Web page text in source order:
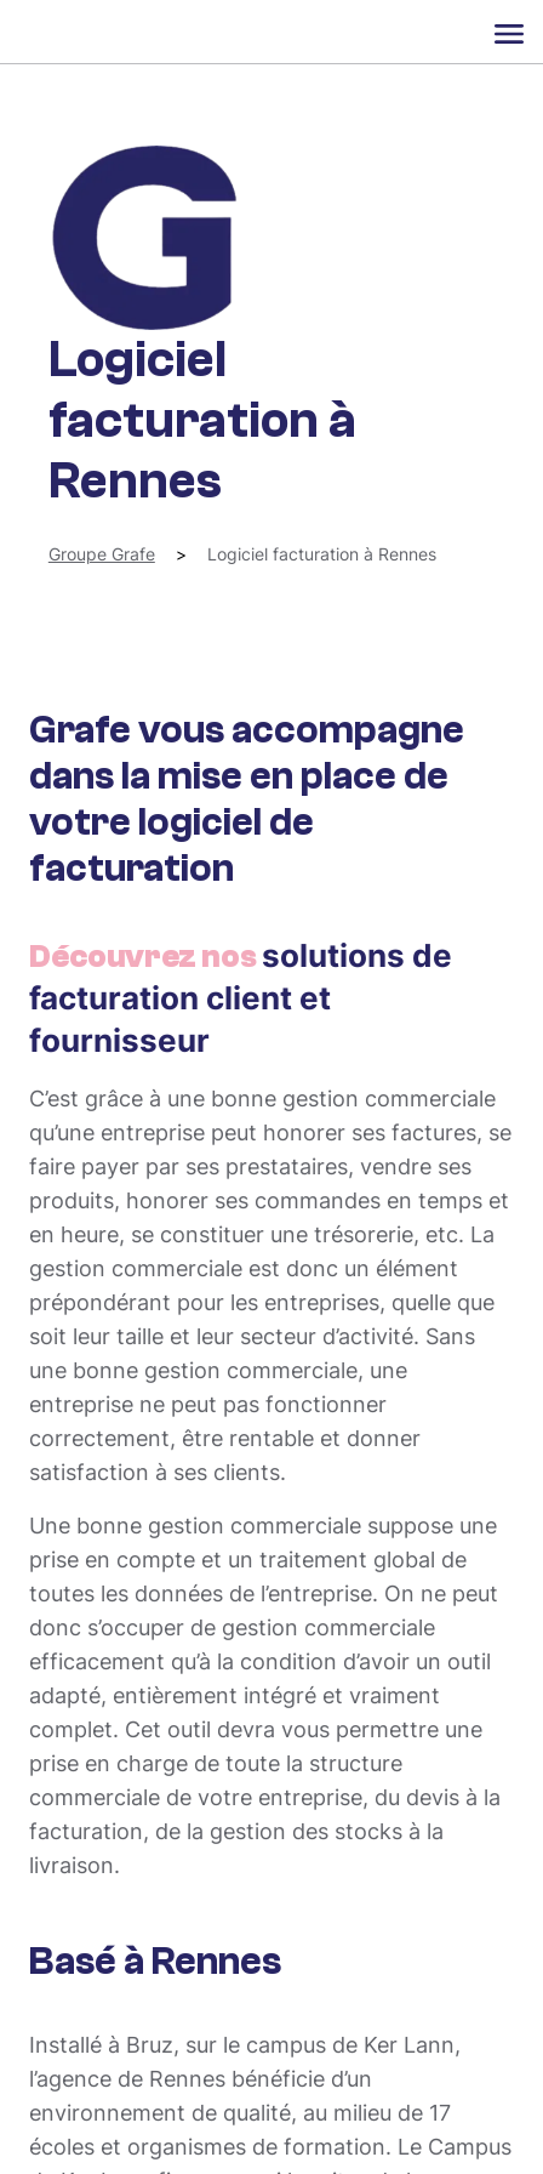
Logiciel
facturation à
Rennes
Groupe Grafe > Logiciel facturation à Rennes
Grafe vous accompagne
dans la mise en place de
votre logiciel de
facturation
Découvrez nossolutions de
facturation client et
fournisseur
C’est grâce à une bonne gestion commerciale
qu’une entreprise peut honorer ses factures, se
faire payer par ses prestataires, vendre ses
produits, honorer ses commandes en temps et
en heure, se constituer une trésorerie, etc. La
gestion commerciale est donc un élément
prépondérant pour les entreprises, quelle que
soit leur taille et leur secteur d’activité. Sans
une bonne gestion commerciale, une
entreprise ne peut pas fonctionner
correctement, être rentable et donner
satisfaction à ses clients.
Une bonne gestion commerciale suppose une
prise en compte et un traitement global de
toutes les données de l’entreprise. On ne peut
donc s’occuper de gestion commerciale
efficacement qu’à la condition d’avoir un outil
adapté, entièrement intégré et vraiment
complet. Cet outil devra vous permettre une
prise en charge de toute la structure
commerciale de votre entreprise, du devis à la
facturation, de la gestion des stocks à la
livraison.
Basé à Rennes
Installé à Bruz, sur le campus de Ker Lann,
l’agence de Rennes bénéficie d’un
environnement de qualité, au milieu de 17
écoles et organismes de formation. Le Campus